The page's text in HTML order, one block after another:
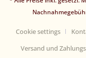
Cookie settings
Versand und